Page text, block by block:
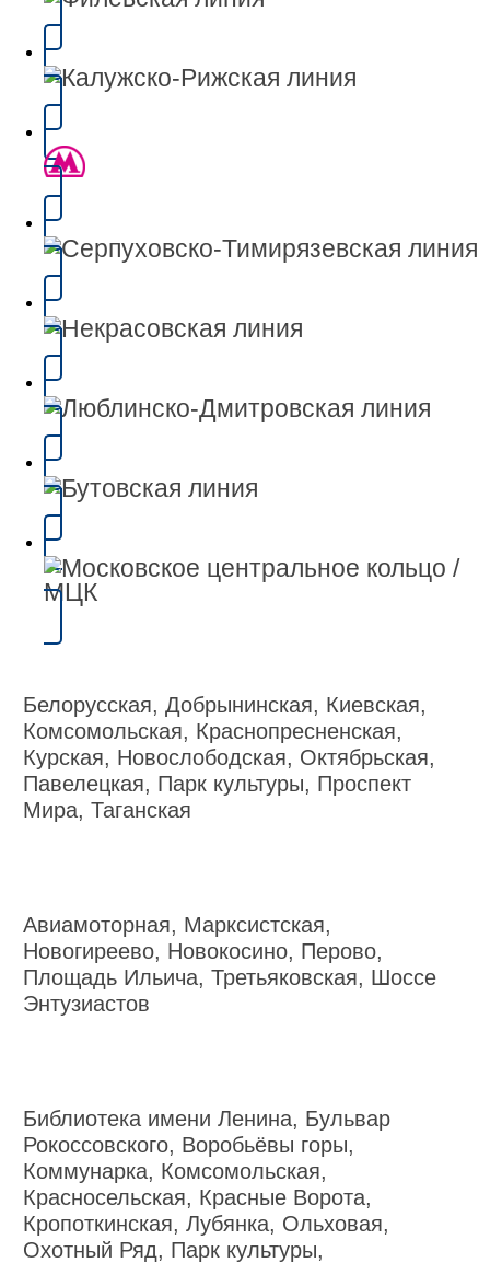
Белорусская, Добрынинская, Киевская,
Комсомольская, Краснопресненская,
Курская, Новослободская, Октябрьская,
Павелецкая, Парк культуры, Проспект
Мира, Таганская
Авиамоторная, Марксистская,
Новогиреево, Новокосино, Перово,
Площадь Ильича, Третьяковская, Шоссе
Энтузиастов
Библиотека имени Ленина, Бульвар
Рокоссовского, Воробьёвы горы,
Коммунарка, Комсомольская,
Красносельская, Красные Ворота,
Кропоткинская, Лубянка, Ольховая,
Охотный Ряд, Парк культуры,